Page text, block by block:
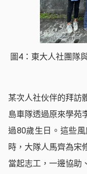
圖4：東大人社團隊
某次人社伙伴的拜訪
島車隊透過原來學苑
過80歲生日。這些
時，大隊人馬齊為宋
當起志工，一邊協助